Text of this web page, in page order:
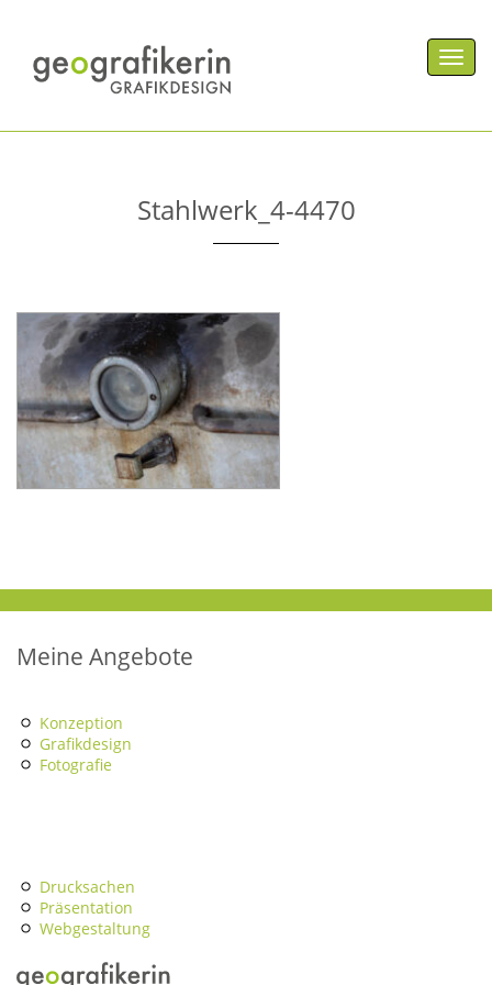
Stahlwerk_4-4470
Meine Angebote
Konzeption
Grafikdesign
Fotografie
Drucksachen
Präsentation
Webgestaltung